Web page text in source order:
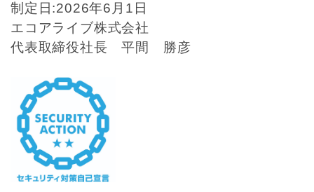
制定日:2026年6月1日
エコアライブ株式会社
代表取締役社長 平間 勝彦